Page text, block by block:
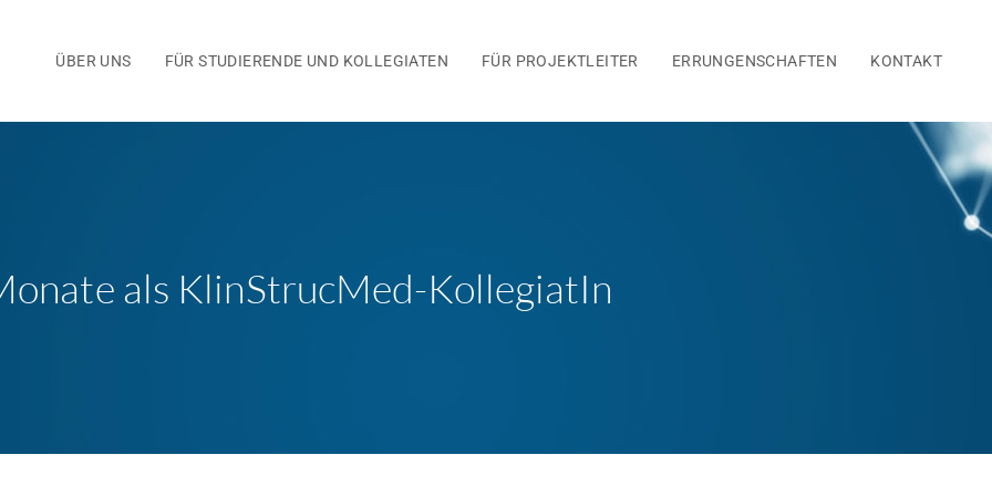
ÜBER UNS FÜR STUDIERENDE UND KOLLEGIATEN FÜR PROJEKTLEITER ERRUNGENSCHAFTEN KONTAKT
als KlinStrucMed-KollegiatIn